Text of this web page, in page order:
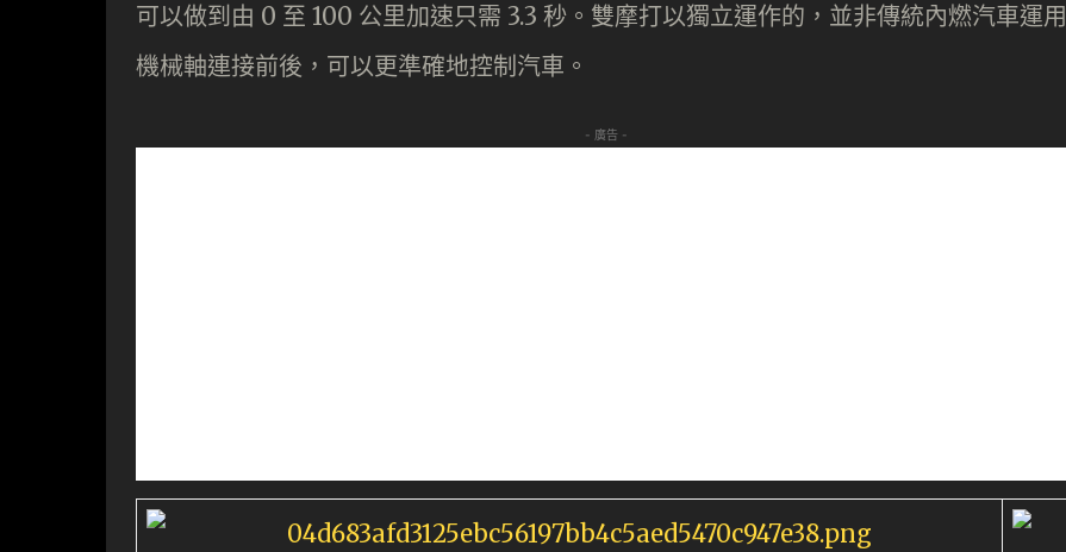
可以做到由 0 至 100 公里加速只需 3.3 秒。雙摩打以獨立運作的，並非傳統內燃汽車運用
機械軸連接前後，可以更準確地控制汽車。
- 廣告 -